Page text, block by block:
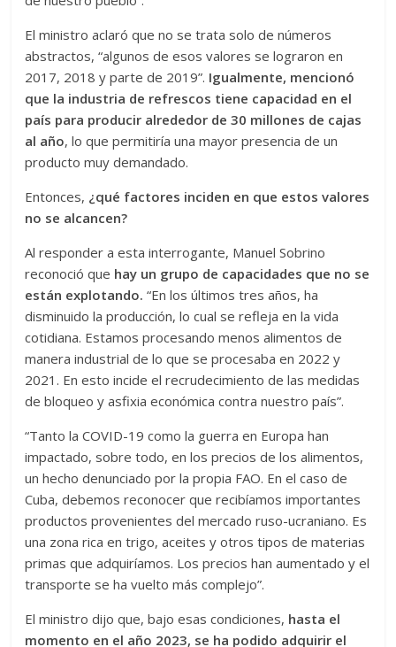
El ministro aclaró que no se trata solo de números
abstractos, “algunos de esos valores se lograron en
2017, 2018 y parte de 2019”. Igualmente, mencionó
que la industria de refrescos tiene capacidad en el
país para producir alrededor de 30 millones de cajas
al año, lo que permitiría una mayor presencia de un
producto muy demandado.
Entonces, ¿qué factores inciden en que estos valores
no se alcancen?
Al responder a esta interrogante, Manuel Sobrino
reconoció que hay un grupo de capacidades que no se
están explotando. “En los últimos tres años, ha
disminuido la producción, lo cual se refleja en la vida
cotidiana. Estamos procesando menos alimentos de
manera industrial de lo que se procesaba en 2022 y
2021. En esto incide el recrudecimiento de las medidas
de bloqueo y asfixia económica contra nuestro país”.
“Tanto la COVID-19 como la guerra en Europa han
impactado, sobre todo, en los precios de los alimentos,
un hecho denunciado por la propia FAO. En el caso de
Cuba, debemos reconocer que recibíamos importantes
productos provenientes del mercado ruso-ucraniano. Es
una zona rica en trigo, aceites y otros tipos de materias
primas que adquiríamos. Los precios han aumentado y el
transporte se ha vuelto más complejo”.
El ministro dijo que, bajo esas condiciones, hasta el
momento en el año 2023, se ha podido adquirir el